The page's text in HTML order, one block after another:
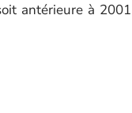
antérieure à 2001